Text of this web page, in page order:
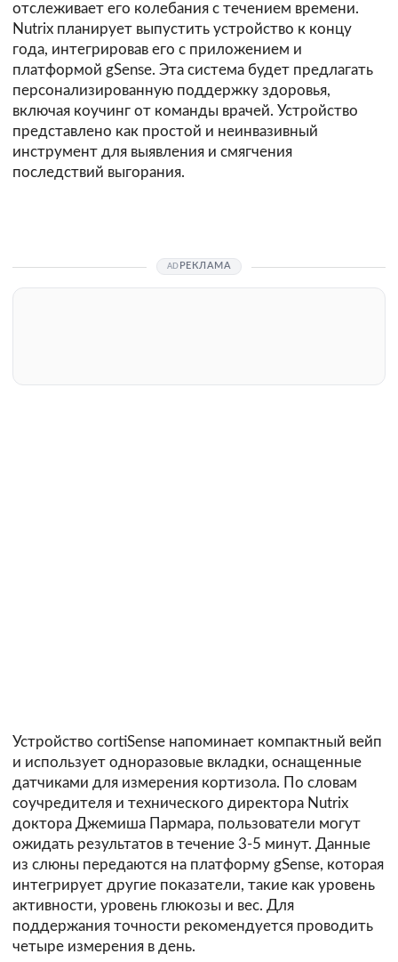
отслеживает его колебания с течением времени.
Nutrix планирует выпустить устройство к концу
года, интегрировав его с приложением и
платформой gSense. Эта система будет предлагать
персонализированную поддержку здоровья,
включая коучинг от команды врачей. Устройство
представлено как простой и неинвазивный
инструмент для выявления и смягчения
последствий выгорания.
РЕКЛАМА
Устройство cortiSense напоминает компактный вейп
и использует одноразовые вкладки, оснащенные
датчиками для измерения кортизола. По словам
соучредителя и технического директора Nutrix
доктора Джемиша Пармара, пользователи могут
ожидать результатов в течение 3-5 минут. Данные
из слюны передаются на платформу gSense, которая
интегрирует другие показатели, такие как уровень
активности, уровень глюкозы и вес. Для
поддержания точности рекомендуется проводить
четыре измерения в день.